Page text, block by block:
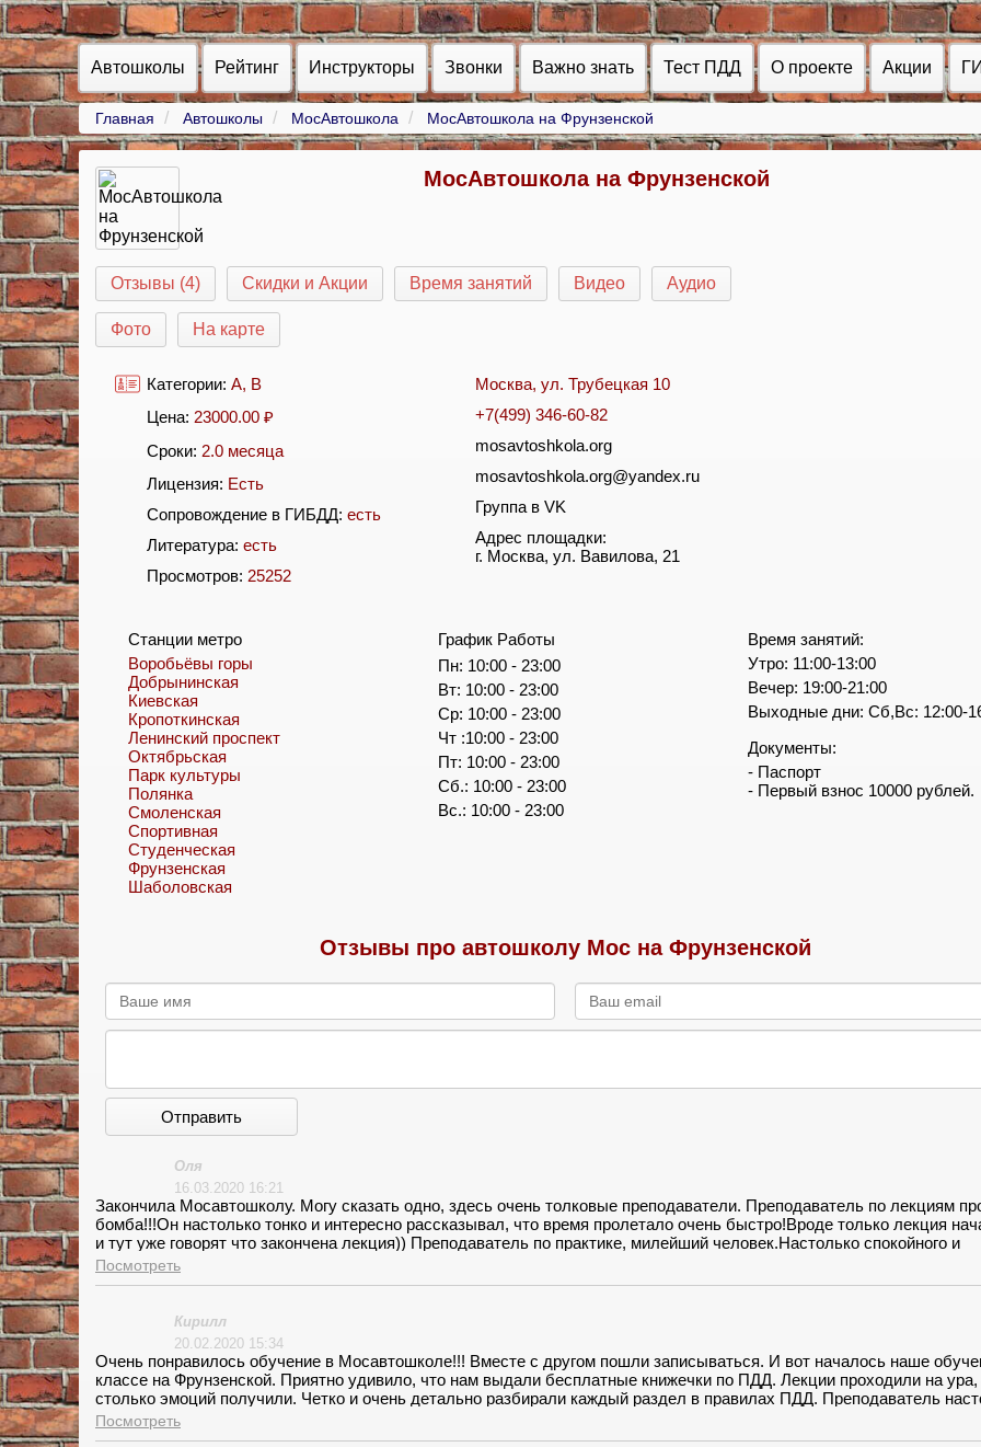
Автошколы Рейтинг Инструкторы Звонки Важно знать Тест ПДД О проекте Акции
Главная Автошколы МосАвтошкола МосАвтошкола на Фрунзенской
МосАвтошкола на Фрунзенской
Отзывы (4) Скидки и Акции Время занятий Видео Аудио
Фото На карте
Категории:A, B
Цена: 23000.00 ₽
Сроки: 2.0 месяца
Лицензия: Есть
Сопровождение в ГИБДД:есть
Литература:есть
Просмотров: 25252
Москва, ул. Трубецкая 10
+7(499) 346-60-82
mosavtoshkola.org
mosavtoshkola.org@yandex.ru
Группа в VK
Адрес площадки:
г. Москва, ул. Вавилова, 21
Станции метро
Воробьёвы горы
Добрынинская
Киевская
Кропоткинская
Ленинский проспект
Октябрьская
Парк культуры
Полянка
Смоленская
Спортивная
Студенческая
Фрунзенская
Шаболовская
График Работы
Пн: 10:00 - 23:00
Вт: 10:00 - 23:00
Ср: 10:00 - 23:00
Чт :10:00 - 23:00
Пт: 10:00 - 23:00
Сб.: 10:00 - 23:00
Вс.: 10:00 - 23:00
Время занятий:
Утро: 11:00-13:00
Вечер: 19:00-21:00
Выходные дни: Сб,Вс: 12:00-
Документы:
- Паспорт
- Первый взнос 10000 рублей.
Отзывы про автошколу Мос на Фрунзенской
Отправить
Оля
16.03.2020 16:21
Закончила Мосавтошколу. Могу сказать одно, здесь очень толковые преподаватели. Преподаватель по лекциям
бомба!!!Он настолько тонко и интересно рассказывал, что время пролетало очень быстро!Вроде только лекция
и тут уже говорят что закончена лекция)) Преподаватель по практике, милейший человек.Настолько спокойного и
выдержанного человека не встречала. Я научилась управлять автомобилем, это для меня очень большое
Посмотреть
Кирилл
20.02.2020 15:34
Очень понравилось обучение в Мосавтошколе!!! Вместе с другом пошли записываться. И вот началось наше
классе на Фрунзенской. Приятно удивило, что нам выдали бесплатные книжечки по ПДД. Лекции проходили на ура,
столько эмоций получили. Четко и очень детально разбирали каждый раздел в правилах ПДД. Преподаватель
интересно рассказывал, что можно было просто заслушаться)) Практика началась на площадке. В машине было
всегда. Занятия начиналось равно на то время которое записался. Инструктор научил как правильно управлять
Посмотреть